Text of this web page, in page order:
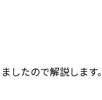
したので解説します。